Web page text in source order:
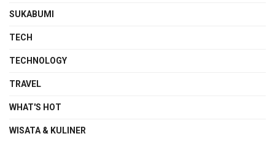
SUKABUMI
TECH
TECHNOLOGY
TRAVEL
WHAT'S HOT
WISATA & KULINER